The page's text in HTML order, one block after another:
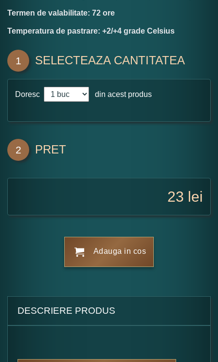
Termen de valabilitate: 72 ore
Temperatura de pastrare: +2/+4 grade Celsius
1 SELECTEAZA CANTITATEA
Doresc din acest produs
2 PRET
23 lei
Adauga in cos
DESCRIERE PRODUS